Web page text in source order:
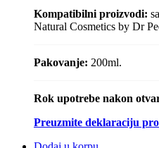
Kompatibilni proizvodi:
Natural Cosmetics by Dr
Pakovanje: 200ml.
Rok upotrebe nakon
Preuzmite deklaraciju